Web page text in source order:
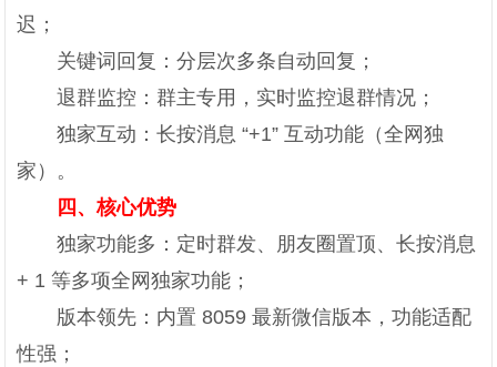
迟；
关键词回复：分层次多条自动回复；
退群监控：群主专用，实时监控退群情况；
独家互动：长按消息 “+1” 互动功能（全网独
家）。
四、核心优势
独家功能多：定时群发、朋友圈置顶、长按消息
+ 1 等多项全网独家功能；
版本领先：内置 8059 最新微信版本，功能适配
性强；